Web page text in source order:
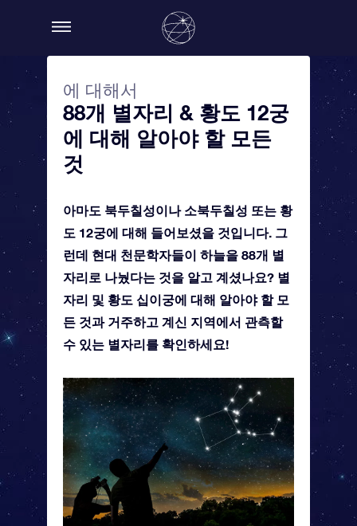
에 대해서
88개 별자리 & 황도 12궁
에 대해 알아야 할 모든
것
아마도 북두칠성이나 소북두칠성 또는 황
도 12궁에 대해 들어보셨을 것입니다. 그
런데 현대 천문학자들이 하늘을 88개 별
자리로 나눴다는 것을 알고 계셨나요? 별
자리 및 황도 십이궁에 대해 알아야 할 모
든 것과 거주하고 계신 지역에서 관측할
수 있는 별자리를 확인하세요!